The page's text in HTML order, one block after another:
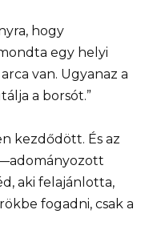
hogy
egy helyi
van. Ugyanaz a
a borsót.”
kezdődött. És az
aki felajánlotta,
fogadni, csak a